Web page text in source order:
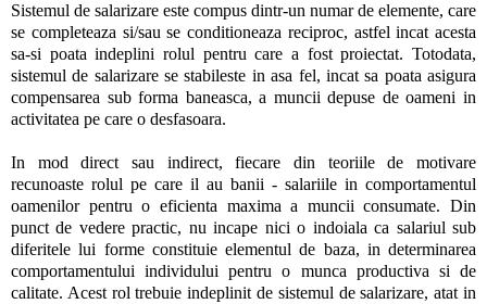
Sistemul de salarizare este compus dintr-un numar de elemente, care
se completeaza si/sau se conditioneaza reciproc, astfel incat acesta
sa-si poata indeplini rolul pentru care a fost proiectat. Totodata,
sistemul de salarizare se stabileste in asa fel, incat sa poata asigura
compensarea sub forma baneasca, a muncii depuse de oameni in
activitatea pe care o desfasoara.
In mod direct sau indirect, fiecare din teoriile de motivare
recunoaste rolul pe care il au banii - salariile in comportamentul
oamenilor pentru o eficienta maxima a muncii consumate. Din
punct de vedere practic, nu incape nici o indoiala ca salariul sub
diferitele lui forme constituie elementul de baza, in determinarea
comportamentului individului pentru o munca productiva si de
calitate. Acest rol trebuie indeplinit de sistemul de salarizare, atat in